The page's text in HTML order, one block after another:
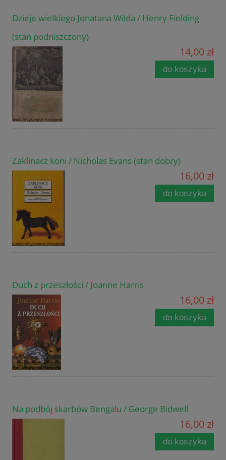
Dzieje wielkiego Jonatana Wilda / Henry Fielding
(stan podniszczony)
14,00 zł
do koszyka
Zaklinacz koni / Nicholas Evans (stan dobry)
16,00 zł
do koszyka
Duch z przeszłości / Joanne Harris
16,00 zł
do koszyka
Na podbój skarbów Bengalu / George Bidwell
16,00 zł
do koszyka